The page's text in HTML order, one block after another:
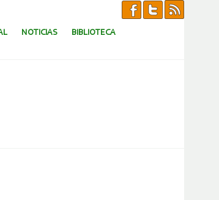
NOTICIAS BIBLIOTECA